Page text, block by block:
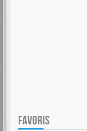
FAVORIS